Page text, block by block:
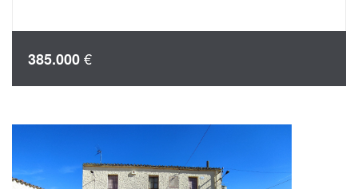
385.000€